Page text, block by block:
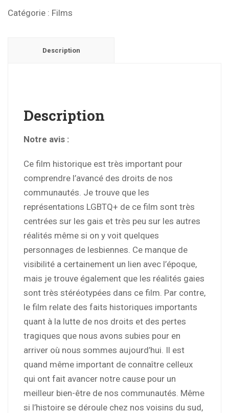
Catégorie : Films
Description
Description
Notre avis :
Ce film historique est très important pour
comprendre l’avancé des droits de nos
communautés. Je trouve que les
représentations LGBTQ+ de ce film sont très
centrées sur les gais et très peu sur les autres
réalités même si on y voit quelques
personnages de lesbiennes. Ce manque de
visibilité a certainement un lien avec l’époque,
mais je trouve également que les réalités gaies
sont très stéréotypées dans ce film. Par contre,
le film relate des faits historiques importants
quant à la lutte de nos droits et des pertes
tragiques que nous avons subies pour en
arriver où nous sommes aujourd’hui. Il est
quand même important de connaître celleux
qui ont fait avancer notre cause pour un
meilleur bien-être de nos communautés. Même
si l’histoire se déroule chez nos voisins du sud,